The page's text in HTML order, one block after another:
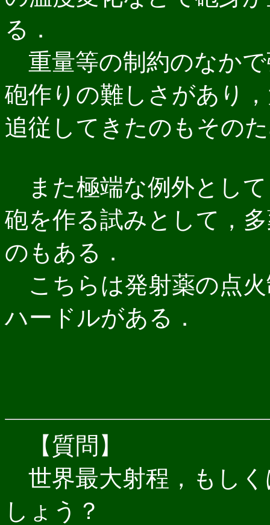
る．
重量等の制約のなか
砲作りの難しさがあり
追従してきたのもその
また極端な例外とし
砲を作る試みとして，
のもある．
こちらは発射薬の点火
ハードルがある．
【質問】
世界最大射程，もし
しょう？